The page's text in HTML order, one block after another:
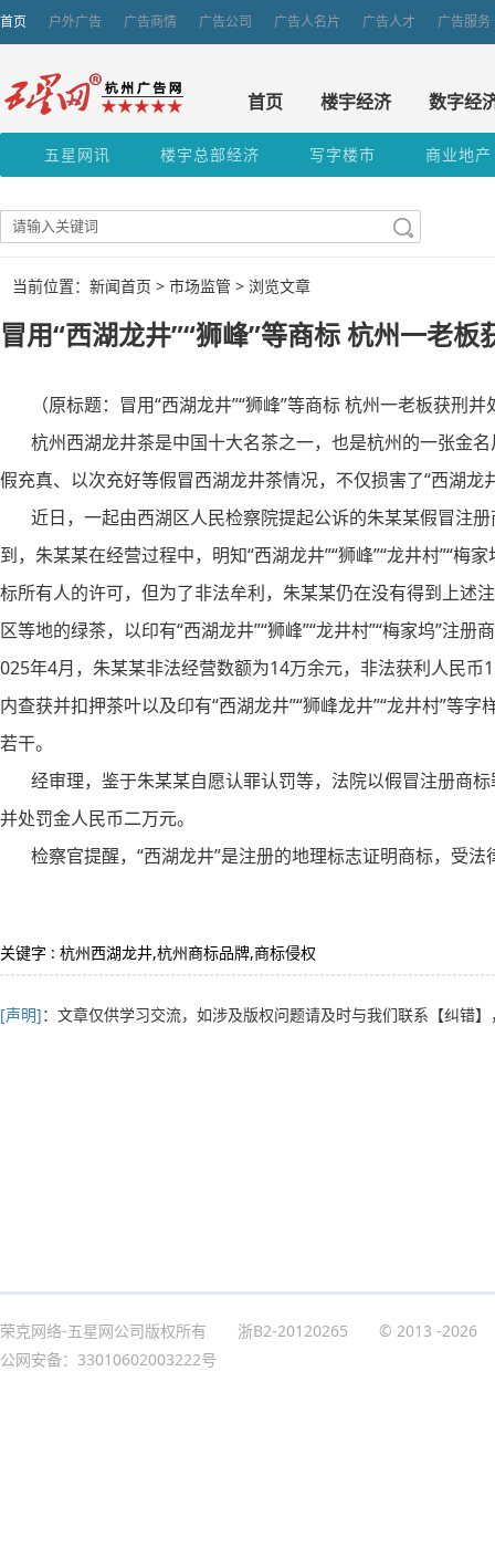
首页 户外广告 广告商情 广告公司 广告人名片 广告人才 广告服务
首页 楼宇经济 数字经
五星网讯 楼宇总部经济 写字楼市 商业地产
当前位置：新闻首页 > 市场监管 > 浏览文章
冒用“西湖龙井”“狮峰”等商标 杭州一老板
（原标题：冒用“西湖龙井”“狮峰”等商标 杭州一老板获刑并
杭州西湖龙井茶是中国十大名茶之一，也是杭州的一张金
假充真、以次充好等假冒西湖龙井茶情况，不仅损害了“西湖龙
近日，一起由西湖区人民检察院提起公诉的朱某某假冒注
到，朱某某在经营过程中，明知“西湖龙井”“狮峰”“龙井村”“梅
标所有人的许可，但为了非法牟利，朱某某仍在没有得到上述
区等地的绿茶，以印有“西湖龙井”“狮峰”“龙井村”“梅家坞”注
025年4月，朱某某非法经营数额为14万余元，非法获利人民
内查获并扣押茶叶以及印有“西湖龙井”“狮峰龙井”“龙井村”等
若干。
经审理，鉴于朱某某自愿认罪认罚等，法院以假冒注册商
并处罚金人民币二万元。
检察官提醒，“西湖龙井”是注册的地理标志证明商标，受法
关键字 : 杭州西湖龙井,杭州商标品牌,商标侵权
[声明]：文章仅供学习交流，如涉及版权问题请及时与我们联系 【纠错】
荣克网络-五星网公司版权所有 浙B2-20120265 © 2013 -2026
公网安备：33010602003222号